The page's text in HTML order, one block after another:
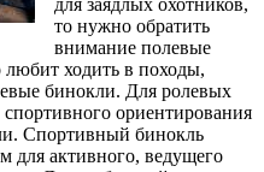
для заядлых охотников,
то нужно обратить
внимание полевые
любит ходить в походы,
бинокли. Для ролевых
ориентирования
Спортивный бинокль
для активного, ведущего